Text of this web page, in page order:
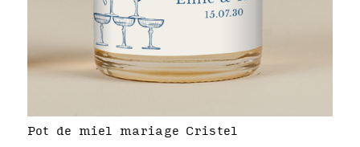
Pot de miel mariage Cristel